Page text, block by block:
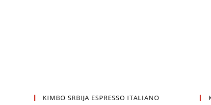
KIMBO SRBIJA ESPRESSO ITALIANO